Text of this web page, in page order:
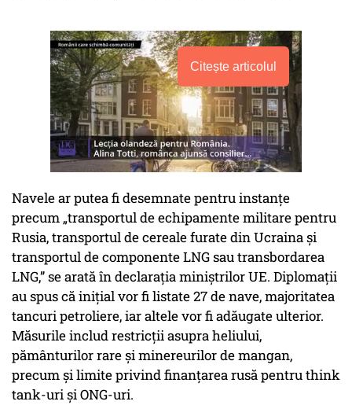
Citește articolul
Navele ar putea fi desemnate pentru instanțe
precum „transportul de echipamente militare pentru
Rusia, transportul de cereale furate din Ucraina și
transportul de componente LNG sau transbordarea
LNG,” se arată în declarația miniștrilor UE. Diplomații
au spus că inițial vor fi listate 27 de nave, majoritatea
tancuri petroliere, iar altele vor fi adăugate ulterior.
Măsurile includ restricții asupra heliului,
pământurilor rare și minereurilor de mangan,
precum și limite privind finanțarea rusă pentru think
tank-uri și ONG-uri.